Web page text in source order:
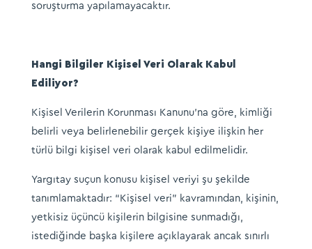
soruşturma yapılamayacaktır.
Hangi Bilgiler Kişisel Veri Olarak Kabul
Ediliyor?
Kişisel Verilerin Korunması Kanunu’na göre, kimliği
belirli veya belirlenebilir gerçek kişiye ilişkin her
türlü bilgi kişisel veri olarak kabul edilmelidir.
Yargıtay suçun konusu kişisel veriyi şu şekilde
tanımlamaktadır: “Kişisel veri” kavramından, kişinin,
yetkisiz üçüncü kişilerin bilgisine sunmadığı,
istediğinde başka kişilere açıklayarak ancak sınırlı